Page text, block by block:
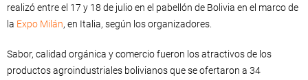
realizó entre el 17 y 18 de julio en el pabellón de Bolivia en el marco de
la Expo Milán, en Italia, según los organizadores.
Sabor, calidad orgánica y comercio fueron los atractivos de los
productos agroindustriales bolivianos que se ofertaron a 34